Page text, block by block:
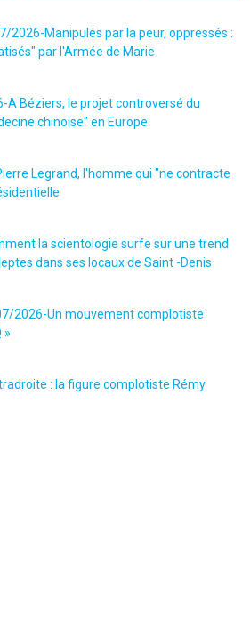
2026-Manipulés par la peur, oppressés :
par l'Armée de Marie
Béziers, le projet controversé du
chinoise" en Europe
Legrand, l'homme qui "ne contracte
la scientologie surfe sur une trend
dans ses locaux de Saint -Denis
2026-Un mouvement complotiste
»
: la figure complotiste Rémy